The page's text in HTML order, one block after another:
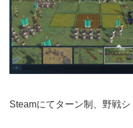
Steamにてターン制、野戦